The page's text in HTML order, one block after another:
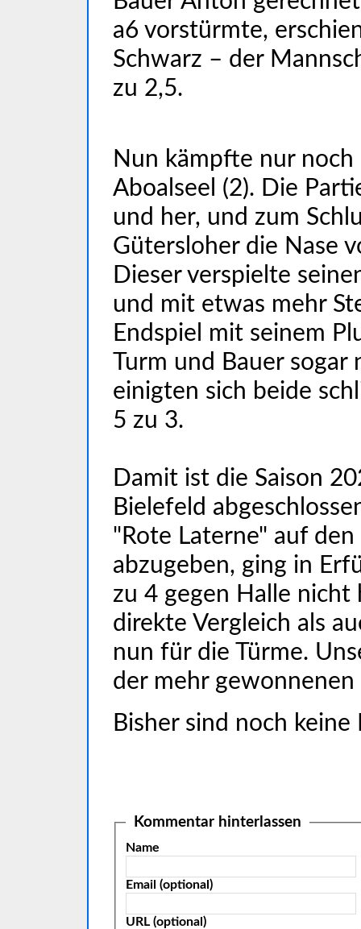
a6 vorstürmte,
Schwarz – der
zu 2,5.
Nun kämpfte nur noch
Aboalseel (2). Die
und her, und zum
Gütersloher die Nase
Dieser verspielte
und mit etwas mehr
Endspiel mit seinem
Turm und Bauer sogar
einigten sich beide
5 zu 3.
Damit ist die Saison
Bielefeld
"Rote Laterne" auf
abzugeben, ging in
zu 4 gegen Halle nicht
direkte Vergleich als
nun für die Türme.
der mehr
Bisher sind noch
Kommentar hinterlassen
Name
Email (optional)
URL (optional)